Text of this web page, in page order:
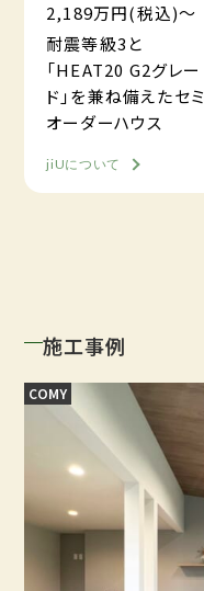
2,189万円(税込)～
耐震等級3と
「HEAT20 G2グレー
ド」を兼ね備えたセミ
オーダーハウス
jiUについて
施工事例
COMY